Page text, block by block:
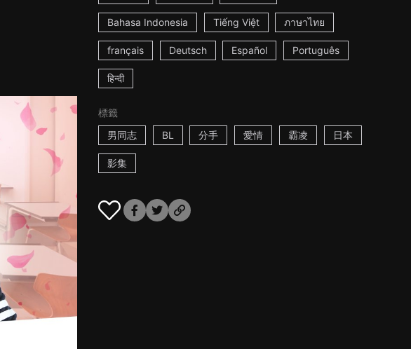
Bahasa Indonesia Tiếng Việt ภาษาไทย
français Deutsch Español Português
हिन्दी
標籤
男同志
BL 分手 愛情 霸凌 日本
影集